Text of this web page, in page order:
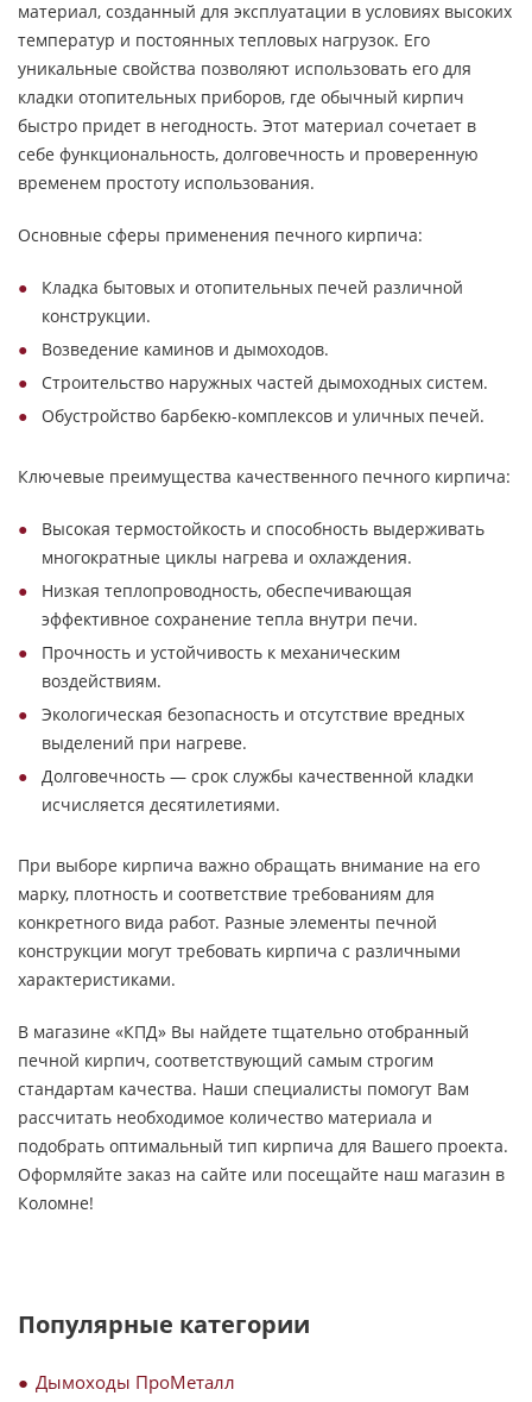
материал, созданный для эксплуатации в условиях высоких
температур и постоянных тепловых нагрузок. Его
уникальные свойства позволяют использовать его для
кладки отопительных приборов, где обычный кирпич
быстро придет в негодность. Этот материал сочетает в
себе функциональность, долговечность и проверенную
временем простоту использования.
Основные сферы применения печного кирпича:
Кладка бытовых и отопительных печей различной
конструкции.
Возведение каминов и дымоходов.
Строительство наружных частей дымоходных систем.
Обустройство барбекю-комплексов и уличных печей.
Ключевые преимущества качественного печного кирпича:
Высокая термостойкость и способность выдерживать
многократные циклы нагрева и охлаждения.
Низкая теплопроводность, обеспечивающая
эффективное сохранение тепла внутри печи.
Прочность и устойчивость к механическим
воздействиям.
Экологическая безопасность и отсутствие вредных
выделений при нагреве.
Долговечность — срок службы качественной кладки
исчисляется десятилетиями.
При выборе кирпича важно обращать внимание на его
марку, плотность и соответствие требованиям для
конкретного вида работ. Разные элементы печной
конструкции могут требовать кирпича с различными
характеристиками.
В магазине «КПД» Вы найдете тщательно отобранный
печной кирпич, соответствующий самым строгим
стандартам качества. Наши специалисты помогут Вам
рассчитать необходимое количество материала и
подобрать оптимальный тип кирпича для Вашего проекта.
Оформляйте заказ на сайте или посещайте наш магазин в
Коломне!
Популярные категории
Дымоходы ПроМеталл